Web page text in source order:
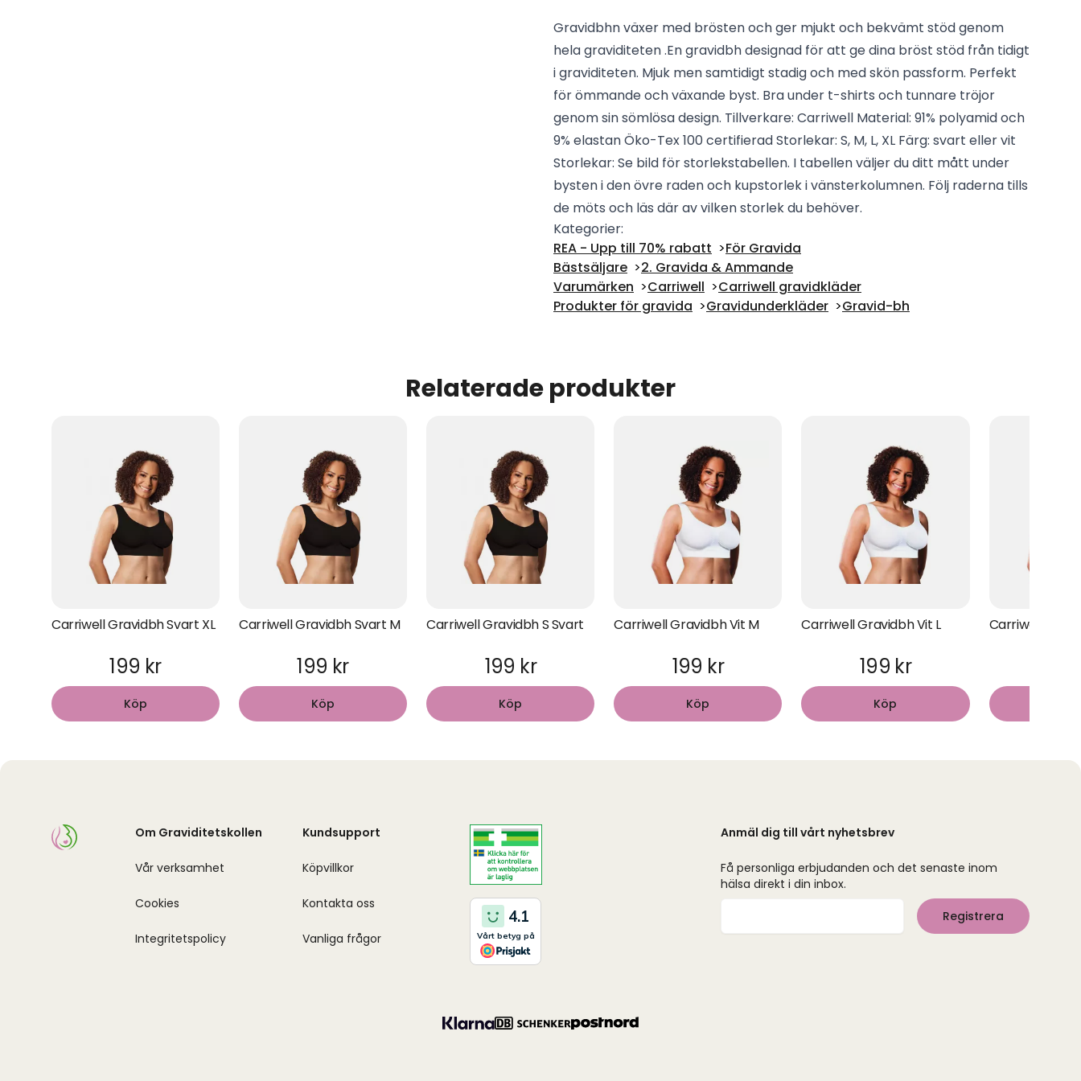
Gravidbhn växer med brösten och ger mjukt och bekvämt stöd genom
hela graviditeten .En gravidbh designad för att ge dina bröst stöd från tidigt
i graviditeten. Mjuk men samtidigt stadig och med skön passform. Perfekt
för ömmande och växande byst. Bra under t-shirts och tunnare tröjor
genom sin sömlösa design. Tillverkare: Carriwell Material: 91% polyamid och
9% elastan Öko-Tex 100 certifierad Storlekar: S, M, L, XL Färg: svart eller vit
Storlekar: Se bild för storlekstabellen. I tabellen väljer du ditt mått under
bysten i den övre raden och kupstorlek i vänsterkolumnen. Följ raderna tills
de möts och läs där av vilken storlek du behöver.
Kategorier:
REA - Upp till 70% rabatt
För Gravida
Bästsäljare
2. Gravida & Ammande
Varumärken
Carriwell
Carriwell gravidkläder
Produkter för gravida
Gravidunderkläder Gravid-bh
Relaterade produkter
Carriwell Gravidbh Svart XL
199 kr
Köp
Carriwell Gravidbh Svart M
199 kr
Köp
Carriwell Gravidbh S Svart
199 kr
Köp
Carriwell Gravidbh Vit M
199 kr
Köp
Carriwell Gravidbh Vit L
199 kr
Köp
Carriwell
Om Graviditetskollen
Vår verksamhet
Cookies
Integritetspolicy
Kundsupport
Köpvillkor
Kontakta oss
Vanliga frågor
Anmäl dig till vårt nyhetsbrev
Få personliga erbjudanden och det senaste inom
hälsa direkt i din inbox.
Registrera